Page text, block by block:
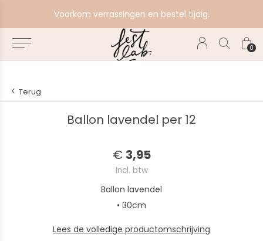
0
Voorkom verrassingen en bestel tijdig.
Terug
Ballon lavendel per 12
€ 3,95
Incl. btw
Ballon lavendel
• 30cm
Lees de volledige productomschrijving